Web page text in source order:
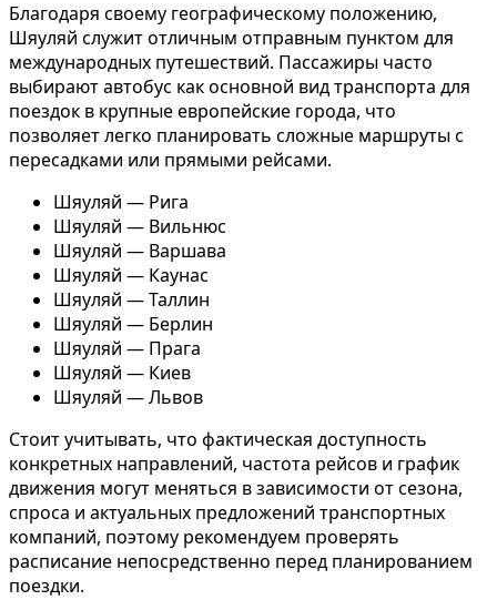
Благодаря своему географическому положению,
Шяуляй служит отличным отправным пунктом для
международных путешествий. Пассажиры часто
выбирают автобус как основной вид транспорта для
поездок в крупные европейские города, что
позволяет легко планировать сложные маршруты с
пересадками или прямыми рейсами.
Шяуляй — Рига
Шяуляй — Вильнюс
Шяуляй — Варшава
Шяуляй — Каунас
Шяуляй — Таллин
Шяуляй — Берлин
Шяуляй — Прага
Шяуляй — Киев
Шяуляй — Львов
Стоит учитывать, что фактическая доступность
конкретных направлений, частота рейсов и график
движения могут меняться в зависимости от сезона,
спроса и актуальных предложений транспортных
компаний, поэтому рекомендуем проверять
расписание непосредственно перед планированием
поездки.